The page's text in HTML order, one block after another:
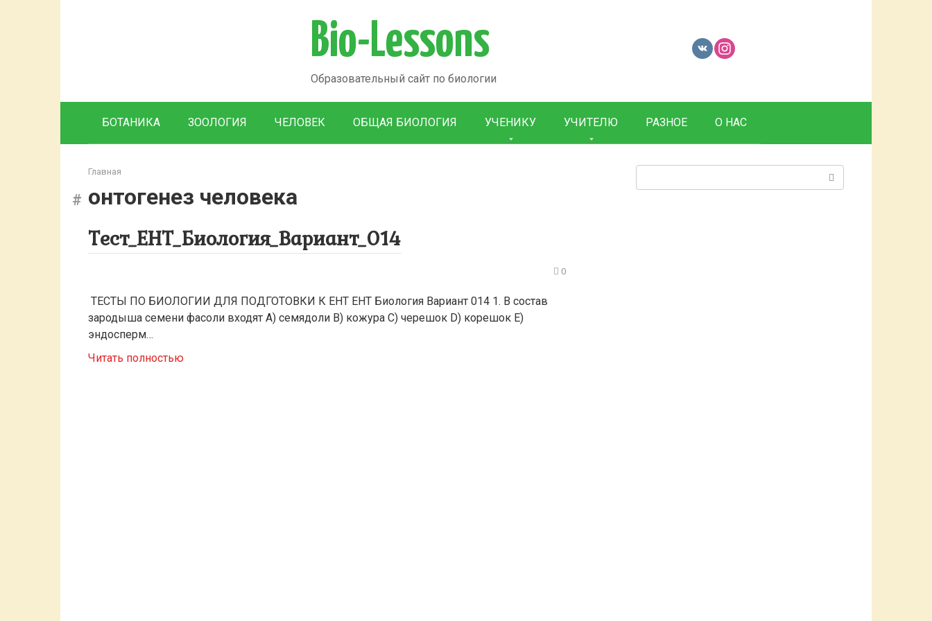
Bio-Lessons
Образовательный сайт по биологии
БОТАНИКА ЗООЛОГИЯ ЧЕЛОВЕК ОБЩАЯ БИОЛОГИЯ УЧЕНИКУ УЧИТЕЛЮ РАЗНОЕ О НАС
Главная
онтогенез человека
Тест_ЕНТ_Биология_Вариант_014
0
ТЕСТЫ ПО БИОЛОГИИ ДЛЯ ПОДГОТОВКИ К ЕНТ ЕНТ Биология Вариант 014 1. В состав
зародыша семени фасоли входят A) семядоли B) кожура C) черешок D) корешок E)
эндосперм…
Читать полностью